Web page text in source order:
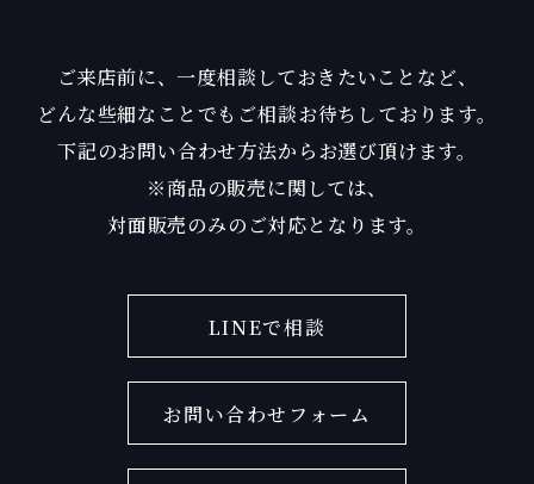
ご来店前に、一度相談しておきたいことなど、
どんな些細なことでもご相談お待ちしております。
下記のお問い合わせ方法からお選び頂けます。
※商品の販売に関しては、
対面販売のみのご対応となります。
LINEで相談
お問い合わせフォーム